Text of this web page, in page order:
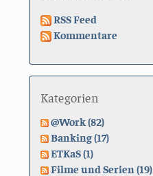
RSS Feed
Kommentare
Kategorien
@Work (82)
Banking (17)
ETKaS (1)
Filme und Serien (19)